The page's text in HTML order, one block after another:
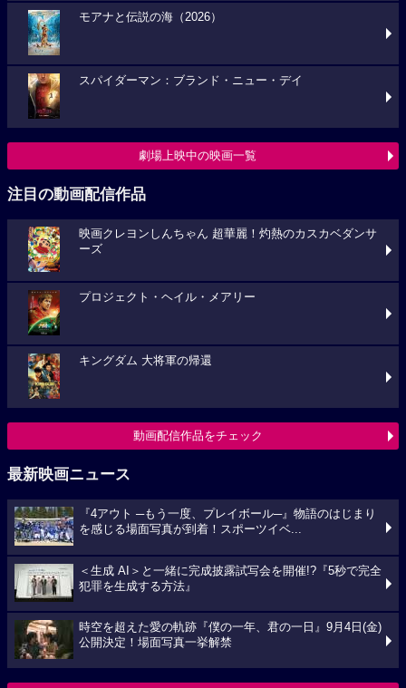
モアナと伝説の海（2026）
スパイダーマン：ブランド・ニュー・デイ
劇場上映中の映画一覧
注目の動画配信作品
映画クレヨンしんちゃん 超華麗！灼熱のカスカベダンサ
ーズ
プロジェクト・ヘイル・メアリー
キングダム 大将軍の帰還
動画配信作品をチェック
最新映画ニュース
『4アウト ─もう一度、プレイボール─』物語のはじまり
を感じる場面写真が到着！スポーツイベ...
＜生成 AI＞と一緒に完成披露試写会を開催!?『5秒で完全
犯罪を生成する方法』
時空を超えた愛の軌跡『僕の一年、君の一日』9月4日(金)
公開決定！場面写真一挙解禁